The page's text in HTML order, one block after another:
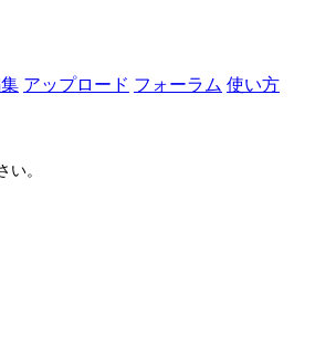
アップロード フォーラム 使い方
い。